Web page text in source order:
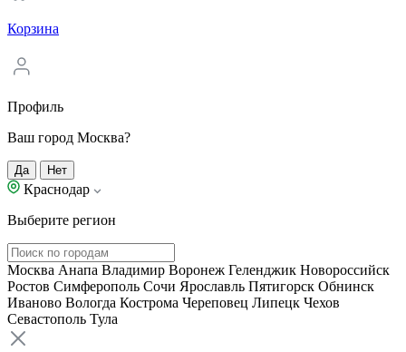
Корзина
Профиль
Ваш город Москва?
Да Нет
Краснодар
Выберите регион
Москва Анапа Владимир Воронеж Геленджик Новороссийск
Ростов Симферополь Сочи Ярославль Пятигорск Обнинск
Иваново Вологда Кострома Череповец Липецк Чехов
Севастополь Тула